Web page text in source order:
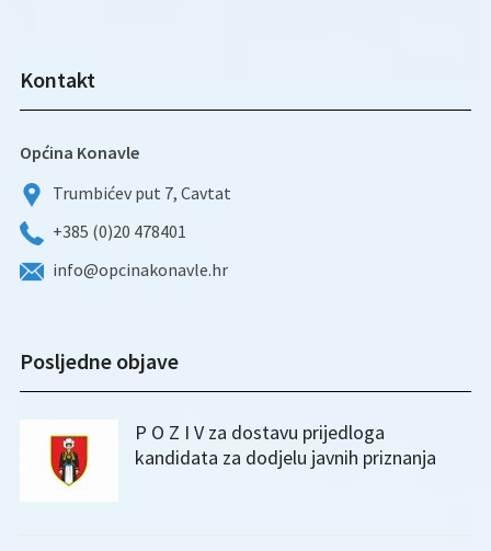
Kontakt
Općina Konavle
Trumbićev put 7, Cavtat
+385 (0)20 478401
info@opcinakonavle.hr
Posljedne objave
P O Z I V za dostavu prijedloga
kandidata za dodjelu javnih priznanja